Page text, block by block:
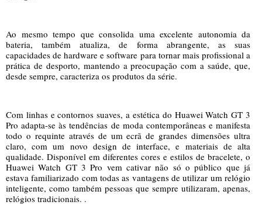
Ao mesmo tempo que consolida uma excelente autonomia da
bateria, também atualiza, de forma abrangente, as suas
capacidades de hardware e software para tornar mais profissional a
prática de desporto, mantendo a preocupação com a saúde, que,
desde sempre, caracteriza os produtos da série.
Com linhas e contornos suaves, a estética do Huawei Watch GT 3
Pro adapta-se às tendências de moda contemporâneas e manifesta
todo o requinte através de um ecrã de grandes dimensões ultra
claro, com um novo design de interface, e materiais de alta
qualidade. Disponível em diferentes cores e estilos de bracelete, o
Huawei Watch GT 3 Pro vem cativar não só o público que já
estava familiarizado com todas as vantagens de utilizar um relógio
inteligente, como também pessoas que sempre utilizaram, apenas,
relógios tradicionais. .